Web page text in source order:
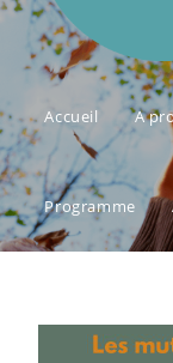
Accueil A
Programme